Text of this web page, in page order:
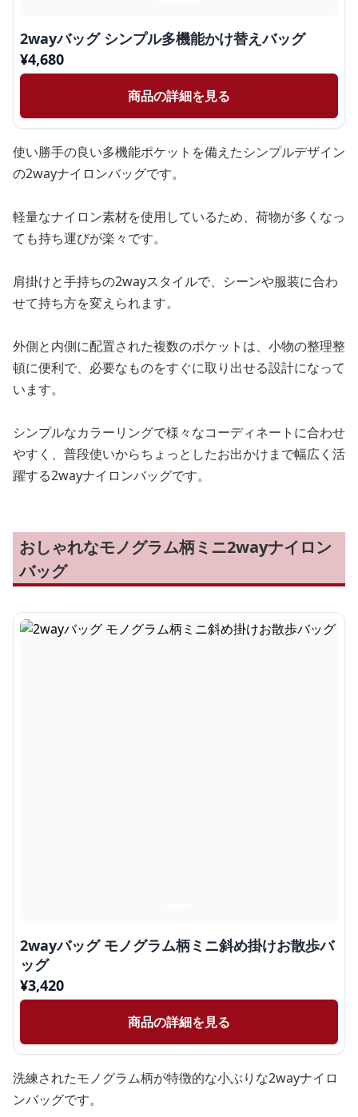
2wayバッグ シンプル多機能かけ替えバッグ
¥4,680
商品の詳細を見る
使い勝手の良い多機能ポケットを備えたシンプルデザイン
の2wayナイロンバッグです。
軽量なナイロン素材を使用しているため、荷物が多くなっ
ても持ち運びが楽々です。
肩掛けと手持ちの2wayスタイルで、シーンや服装に合わ
せて持ち方を変えられます。
外側と内側に配置された複数のポケットは、小物の整理整
頓に便利で、必要なものをすぐに取り出せる設計になって
います。
シンプルなカラーリングで様々なコーディネートに合わせ
やすく、普段使いからちょっとしたお出かけまで幅広く活
躍する2wayナイロンバッグです。
おしゃれなモノグラム柄ミニ2wayナイロン
バッグ
2wayバッグ モノグラム柄ミニ斜め掛けお散歩バ
ッグ
¥3,420
商品の詳細を見る
洗練されたモノグラム柄が特徴的な小ぶりな2wayナイロ
ンバッグです。